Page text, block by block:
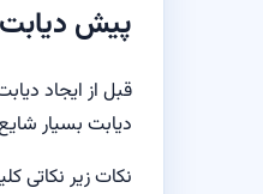
پیش
قبل از ایجاد
دیابت بسیار
نکات زیر نکاتی